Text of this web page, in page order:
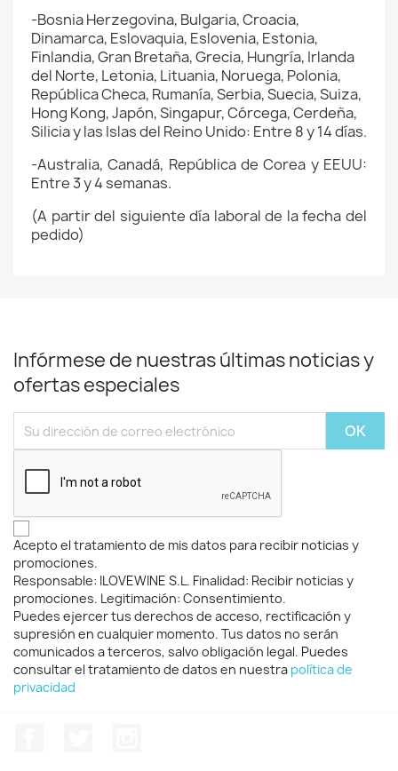
-Bosnia Herzegovina, Bulgaria, Croacia,
Dinamarca, Eslovaquia, Eslovenia, Estonia,
Finlandia, Gran Bretaña, Grecia, Hungría, Irlanda
del Norte, Letonia, Lituania, Noruega, Polonia,
República Checa, Rumanía, Serbia, Suecia, Suiza,
Hong Kong, Japón, Singapur, Córcega, Cerdeña,
Silicia y las Islas del Reino Unido: Entre 8 y 14 días.
-Australia, Canadá, República de Corea y EEUU:
Entre 3 y 4 semanas.
(A partir del siguiente día laboral de la fecha del
pedido)
Infórmese de nuestras últimas noticias y
ofertas especiales
Acepto el tratamiento de mis datos para recibir noticias y
promociones.
Responsable: ILOVEWINE S.L. Finalidad: Recibir noticias y
promociones. Legitimación: Consentimiento.
Puedes ejercer tus derechos de acceso, rectificación y
supresión en cualquier momento. Tus datos no serán
comunicados a terceros, salvo obligación legal. Puedes
consultar el tratamiento de datos en nuestra política de
privacidad